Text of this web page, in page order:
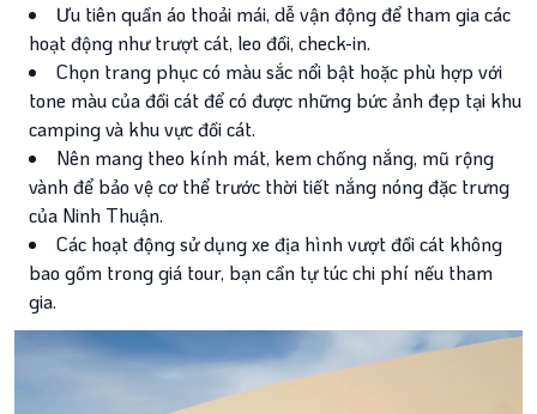
Ưu tiên quần áo thoải mái, dễ vận động để tham gia các
hoạt động như trượt cát, leo đồi, check-in.
Chọn trang phục có màu sắc nổi bật hoặc phù hợp với
tone màu của đồi cát để có được những bức ảnh đẹp tại khu
camping và khu vực đồi cát.
Nên mang theo kính mát, kem chống nắng, mũ rộng
vành để bảo vệ cơ thể trước thời tiết nắng nóng đặc trưng
của Ninh Thuận.
Các hoạt động sử dụng xe địa hình vượt đồi cát không
bao gồm trong giá tour, bạn cần tự túc chi phí nếu tham
gia.